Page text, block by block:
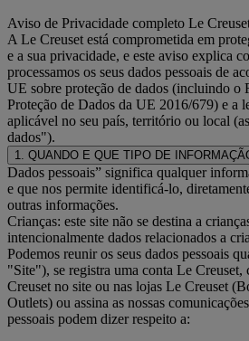
Aviso de Privacidade completo Le
A Le Creuset está comprometida em
e a sua privacidade, e este aviso explica
processamos os seus dados pessoais de
UE sobre proteção de dados (incluindo o
Proteção de Dados da UE 2016/679) e a
aplicável no seu país, território ou local
dados").
1. QUANDO E QUE TIPO DE
Dados pessoais” significa qualquer
e que nos permite identificá-lo,
outras informações.
Crianças: este site não se destina a
intencionalmente dados relacionados a
Podemos reunir os seus dados pessoais
"Site"), se registra uma conta Le
Creuset no site ou nas lojas Le Creuset
Outlets) ou assina as nossas
pessoais podem dizer respeito a: